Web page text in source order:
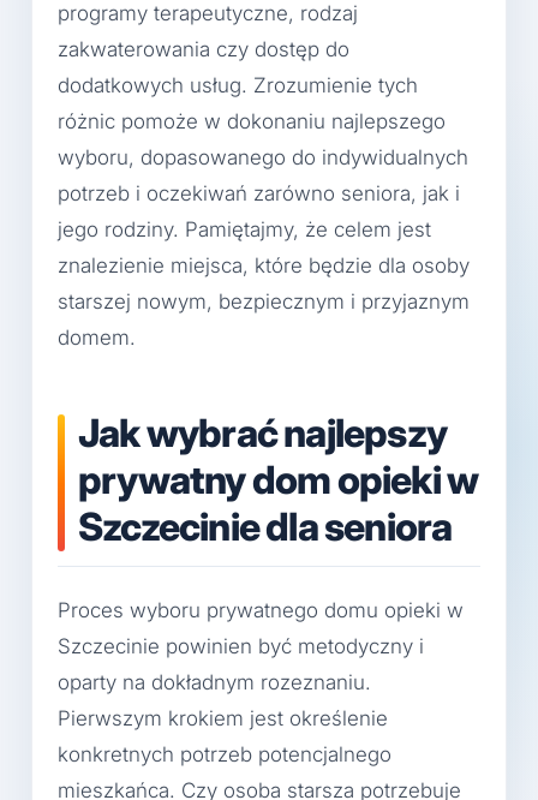
programy terapeutyczne, rodzaj
zakwaterowania czy dostęp do
dodatkowych usług. Zrozumienie tych
różnic pomoże w dokonaniu najlepszego
wyboru, dopasowanego do indywidualnych
potrzeb i oczekiwań zarówno seniora, jak i
jego rodziny. Pamiętajmy, że celem jest
znalezienie miejsca, które będzie dla osoby
starszej nowym, bezpiecznym i przyjaznym
domem.
Jak wybrać najlepszy
prywatny dom opieki w
Szczecinie dla seniora
Proces wyboru prywatnego domu opieki w
Szczecinie powinien być metodyczny i
oparty na dokładnym rozeznaniu.
Pierwszym krokiem jest określenie
konkretnych potrzeb potencjalnego
mieszkańca. Czy osoba starsza potrzebuje